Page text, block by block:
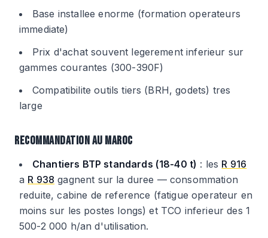
Base installee enorme (formation operateurs
immediate)
Prix d'achat souvent legerement inferieur sur
gammes courantes (300-390F)
Compatibilite outils tiers (BRH, godets) tres
large
RECOMMANDATION AU MAROC
Chantiers BTP standards (18-40 t) : les R 916
a R 938 gagnent sur la duree — consommation
reduite, cabine de reference (fatigue operateur en
moins sur les postes longs) et TCO inferieur des 1
500-2 000 h/an d'utilisation.